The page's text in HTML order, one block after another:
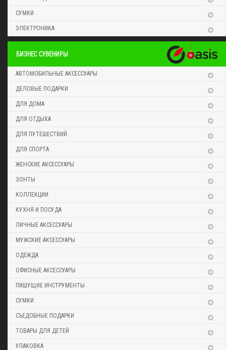
СУМКИ
ЭЛЕКТРОНИКА
БИЗНЕС СУВЕНИРЫ
АВТОМОБИЛЬНЫЕ АКСЕССУАРЫ
ДЕЛОВЫЕ ПОДАРКИ
ДЛЯ ДОМА
ДЛЯ ОТДЫХА
ДЛЯ ПУТЕШЕСТВИЙ
ДЛЯ СПОРТА
ЖЕНСКИЕ АКСЕССУАРЫ
ЗОНТЫ
КОЛЛЕКЦИИ
КУХНЯ И ПОСУДА
ЛИЧНЫЕ АКСЕССУАРЫ
МУЖСКИЕ АКСЕССУАРЫ
ОДЕЖДА
ОФИСНЫЕ АКСЕССУАРЫ
ПИШУЩИЕ ИНСТРУМЕНТЫ
СУМКИ
СЪЕДОБНЫЕ ПОДАРКИ
ТОВАРЫ ДЛЯ ДЕТЕЙ
УПАКОВКА